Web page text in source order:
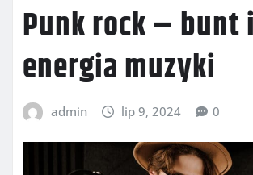
Punk rock – bunt i
energia muzyki
admin lip 9, 2024 0